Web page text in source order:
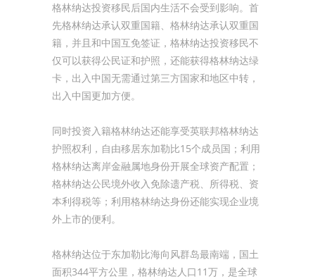
格林纳达投资移民后国内生活不会受到影响。首
先格林纳达承认双重国籍、格林纳达承认双重国
籍，并且和中国互免签证，格林纳达投资移民不
仅可以获得公民证和护照，还能获得格林纳达绿
卡，出入中国无需通过第三方国家和地区中转，
出入中国更加方便。
同时投资入籍格林纳达还能享受英联邦格林纳达
护照权利，自由移居东加勒比15个成员国；利用
格林纳达离岸金融属地身份开展全球资产配置；
格林纳达公民境外收入免除遗产税、所得税、资
本利得税等；利用格林纳达身份还能实现企业境
外上市的便利。
格林纳达位于东加勒比海向风群岛最南端，国土
面积344平方公里，格林纳达人口11万，是全球